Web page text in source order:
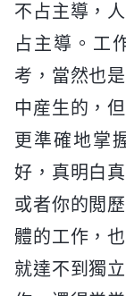
不占主導，
占主導。工
考，當然也
中産生的，
更準確地掌
好，真明白
或者你的閲
體的工作，
就達不到獨